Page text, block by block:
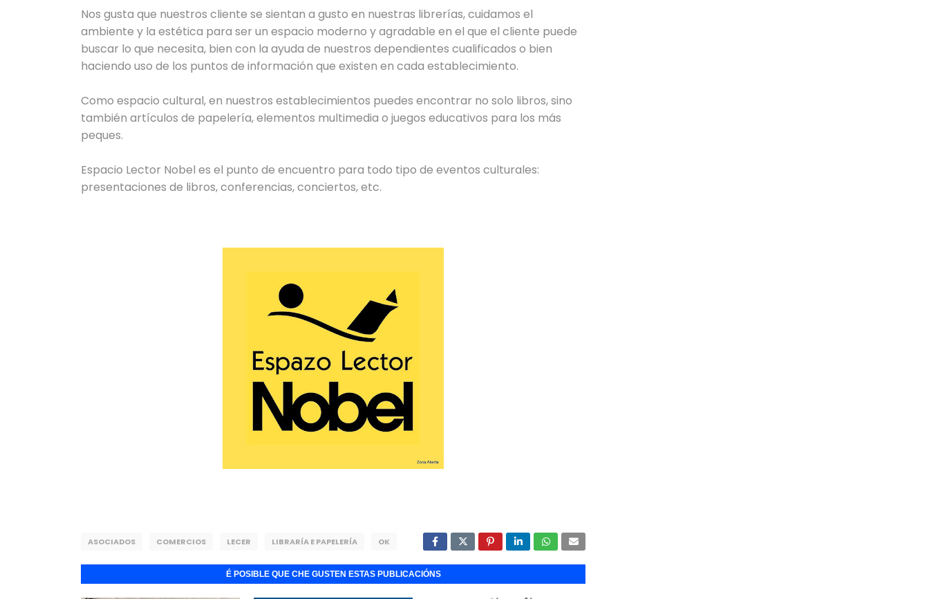
Nos gusta que nuestros cliente se sientan a gusto en nuestras librerías, cuidamos el
ambiente y la estética para ser un espacio moderno y agradable en el que el cliente puede
buscar lo que necesita, bien con la ayuda de nuestros dependientes cualificados o bien
haciendo uso de los puntos de información que existen en cada establecimiento.
Como espacio cultural, en nuestros establecimientos puedes encontrar no solo libros, sino
también artículos de papelería, elementos multimedia o juegos educativos para los más
peques.
Espacio Lector Nobel es el punto de encuentro para todo tipo de eventos culturales:
presentaciones de libros, conferencias, conciertos, etc.
ASOCIADOS COMERCIOS LECER LIBRARÍA E PAPELERÍA OK
É POSIBLE QUE CHE GUSTEN ESTAS PUBLICACIÓNS